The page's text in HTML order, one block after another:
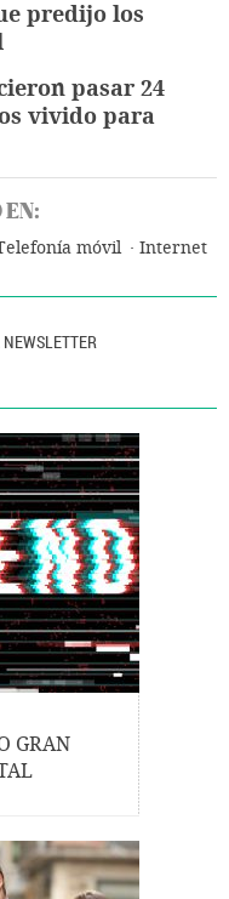
predijo los
pasar 24
vivido para
móvil Internet
GRAN